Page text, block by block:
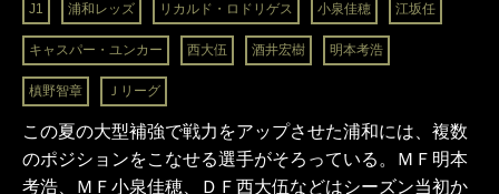
J1 浦和レッズ リカルド・ロドリゲス 小泉佳穂 江坂任
キャスパー・ユンカー 西大伍 酒井宏樹 明本考浩
槙野智章 Ｊリーグ
この夏の大型補強で戦力をアップさせた浦和には、複数
のポジションをこなせる選手がそろっている。ＭＦ明本
考浩、ＭＦ小泉佳穂、ＤＦ西大伍などはシーズン当初か